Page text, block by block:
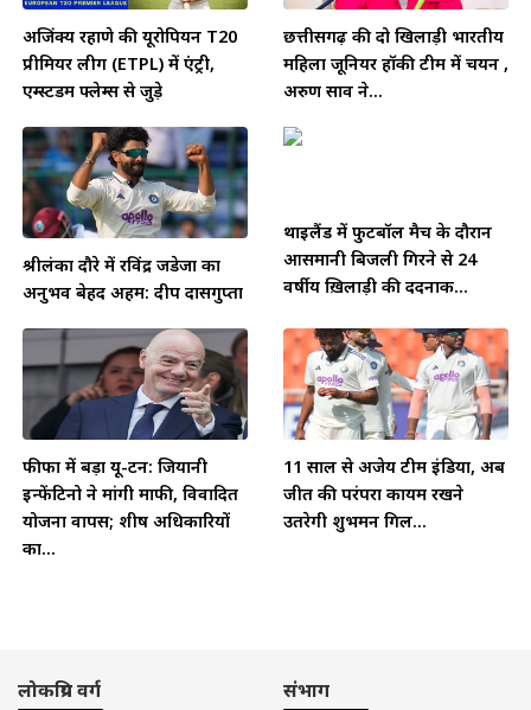
अजिंक्य रहाणे की यूरोपियन T20
प्रीमियर लीग (ETPL) में एंट्री,
एम्स्टर्डम फ्लेम्स से जुड़े
छत्तीसगढ़ की दो खिलाड़ी भारतीय
महिला जूनियर हॉकी टीम में चयन ,
अरुण साव ने...
श्रीलंका दौरे में रविंद्र जडेजा का
अनुभव बेहद अहम: दीप दासगुप्ता
थाईलैंड में फुटबॉल मैच के दौरान
आसमानी बिजली गिरने से 24
वर्षीय ख़िलाड़ी की दर्दनाक...
फीफा में बड़ा यू-टर्न: जियानी
इन्फेंटिनो ने मांगी माफी, विवादित
योजना वापस; शीर्ष अधिकारियों
का...
11 साल से अजेय टीम इंडिया, अब
जीत की परंपरा कायम रखने
उतरेगी शुभमन गिल...
लोकप्रिय वर्ग संभाग